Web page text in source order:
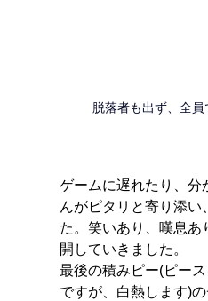
脱落者も出ず、全
ゲームに遅れたり、分
んがピタリと寄り添い
た。笑いあり、嘆息あ
開していきました。
最後の積みピー(ピー
ですが、白熱します)